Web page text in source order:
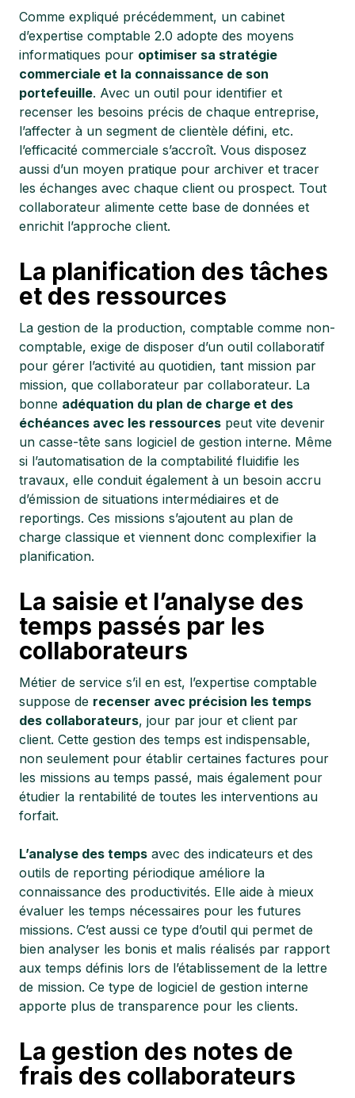
Comme expliqué précédemment, un cabinet
d’expertise comptable 2.0 adopte des moyens
informatiques pour optimiser sa stratégie
commerciale et la connaissance de son
portefeuille. Avec un outil pour identifier et
recenser les besoins précis de chaque entreprise,
l’affecter à un segment de clientèle défini, etc.
l’efficacité commerciale s’accroît. Vous disposez
aussi d’un moyen pratique pour archiver et tracer
les échanges avec chaque client ou prospect. Tout
collaborateur alimente cette base de données et
enrichit l’approche client.
La planification des tâches
et des ressources
La gestion de la production, comptable comme non-
comptable, exige de disposer d’un outil collaboratif
pour gérer l’activité au quotidien, tant mission par
mission, que collaborateur par collaborateur. La
bonne adéquation du plan de charge et des
échéances avec les ressources peut vite devenir
un casse-tête sans logiciel de gestion interne. Même
si l’automatisation de la comptabilité fluidifie les
travaux, elle conduit également à un besoin accru
d’émission de situations intermédiaires et de
reportings. Ces missions s’ajoutent au plan de
charge classique et viennent donc complexifier la
planification.
La saisie et l’analyse des
temps passés par les
collaborateurs
Métier de service s’il en est, l’expertise comptable
suppose de recenser avec précision les temps
des collaborateurs, jour par jour et client par
client. Cette gestion des temps est indispensable,
non seulement pour établir certaines factures pour
les missions au temps passé, mais également pour
étudier la rentabilité de toutes les interventions au
forfait.
L’analyse des temps avec des indicateurs et des
outils de reporting périodique améliore la
connaissance des productivités. Elle aide à mieux
évaluer les temps nécessaires pour les futures
missions. C’est aussi ce type d’outil qui permet de
bien analyser les bonis et malis réalisés par rapport
aux temps définis lors de l’établissement de la lettre
de mission. Ce type de logiciel de gestion interne
apporte plus de transparence pour les clients.
La gestion des notes de
frais des collaborateurs